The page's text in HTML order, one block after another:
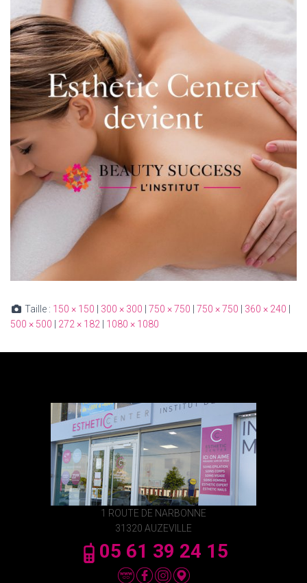
Taille : 150 × 150 300 × 300 750 × 750 750 × 750 360 × 240
500 × 500
272 × 182 1080 × 1080
1 ROUTE DE NARBONNE
31320 AUZEVILLE
05 61 39 24 15